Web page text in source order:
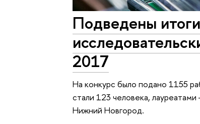
Подведены
2017
На конкурс было подано 1155
стали 123 человека,
Нижний Новгород.